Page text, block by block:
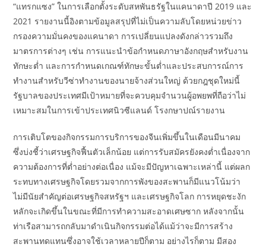
“แทรกแซง” ในการเลือกตั้งระดับสหพันธรัฐในแคนาดาปี 2019 และ
2021 รายงานนี้อิงตามข้อมูลสรุปที่ไม่เป็นความลับโดยหน่วยข่าว
กรองความมั่นคงของแคนาดา การเปลี่ยนแปลงดังกล่าวรวมถึง
มาตรการต่างๆ เช่น การแนะนำข้อกำหนดภาษาอังกฤษสำหรับงาน
ทักษะต่ำ และการกำหนดเกณฑ์ทักษะขั้นต่ำและประสบการณ์การ
ทำงานสำหรับวีซ่าทำงานของนายจ้างส่วนใหญ่ ด้วยกฎชุดใหม่นี้
รัฐบาลของประเทศมีเป้าหมายที่จะควบคุมจำนวนผู้อพยพที่ถือว่าไม่
เหมาะสมในการเข้าประเทศนิวซีแลนด์ โรงกษาปณ์รายงาน
การเติบโตของกิจกรรมการบริการของจีนเพิ่มขึ้นในเดือนมีนาคม
ซึ่งบ่งชี้ว่าเศรษฐกิจฟื้นตัวเล็กน้อย แต่การรับสมัครยังคงต่ำเนื่องจาก
ความต้องการที่ต่ำอย่างต่อเนื่อง แม้จะมีปัญหาเฉพาะเหล่านี้ แต่ผลก
ระทบทางเศรษฐกิจโดยรวมจากการพังของสะพานก็มีแนวโน้มว่า
ไม่มีนัยสำคัญต่อเศรษฐกิจสหรัฐฯ และเศรษฐกิจโลก การหยุดชะงัก
หลักจะเกิดขึ้นในขณะที่มีการทำความสะอาดเศษซาก หลังจากนั้น
ท่าเรือสามารถกลับมาดำเนินกิจกรรมต่อได้แม้ว่าจะมีการสร้าง
สะพานทดแทนซึ่งอาจใช้เวลาหลายปีก็ตาม อย่างไรก็ตาม มีสอง